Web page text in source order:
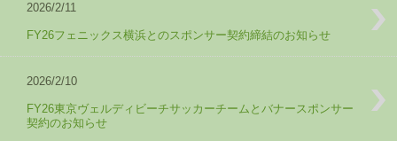
2026/2/11
FY26フェニックス横浜とのスポンサー契約締結のお知らせ
2026/2/10
FY26東京ヴェルディビーチサッカーチームとバナースポンサー
契約のお知らせ